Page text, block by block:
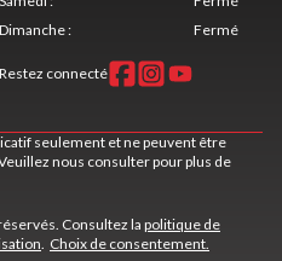
Dimanche: Fermé
Restez connecté
seulement et ne peuvent être
nous consulter pour plus de
Consultez la politique de
. Choix de consentement.